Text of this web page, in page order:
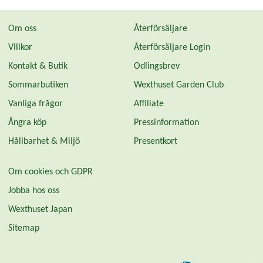
Om oss
Villkor
Kontakt & Butik
Sommarbutiken
Vanliga frågor
Ångra köp
Hållbarhet & Miljö
Återförsäljare
Återförsäljare Login
Odlingsbrev
Wexthuset Garden Club
Affiliate
Pressinformation
Presentkort
Om cookies och GDPR
Jobba hos oss
Wexthuset Japan
Sitemap